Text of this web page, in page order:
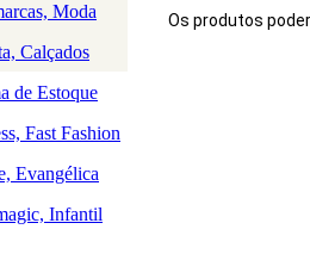
Moda
Calçados
de Estoque
Fast Fashion
Evangélica
Infantil
Os produtos
Produto